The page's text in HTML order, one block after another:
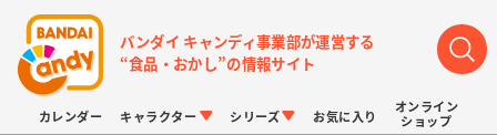
バンダイ キャンディ事業部が運営する
“食品・おかし”の情報サイト
カレンダー キャラクター シリーズ お気に入り
オンライン
ショップ